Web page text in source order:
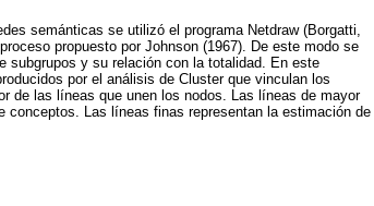
semánticas se utilizó el programa Netdraw (Borgatti,
propuesto por Johnson (1967). De este modo se
subgrupos y su relación con la totalidad. En este
por el análisis de Cluster que vinculan los
de las líneas que unen los nodos. Las líneas de mayor
Las líneas finas representan la estimación de